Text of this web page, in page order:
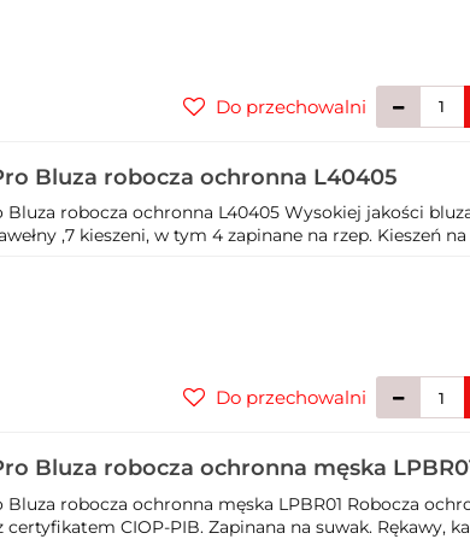
Do przechowalni
Bluza robocza ochronna L40405
Bluza robocza ochronna L40405 Wysokiej jakości
,7 kieszeni, w tym 4 zapinane na rzep. Kieszeń
Do przechowalni
Bluza robocza ochronna męska
Bluza robocza ochronna męska LPBR01 Robocza
certyfikatem CIOP-PIB. Zapinana na suwak. Rękawy,